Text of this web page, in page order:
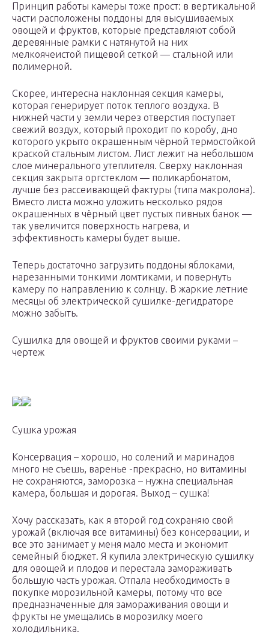
Принцип работы камеры тоже прост: в вертикальной
части расположены поддоны для высушиваемых
овощей и фруктов, которые представляют собой
деревянные рамки с натянутой на них
мелкоячеистой пищевой сеткой — стальной или
полимерной.
Скорее, интересна наклонная секция камеры,
которая генерирует поток теплого воздуха. В
нижней части у земли через отверстия поступает
свежий воздух, который проходит по коробу, дно
которого укрыто окрашенным чёрной термостойкой
краской стальным листом. Лист лежит на небольшом
слое минерального утеплителя. Сверху наклонная
секция закрыта оргстеклом — поликарбонатом,
лучше без рассеивающей фактуры (типа макролона).
Вместо листа можно уложить несколько рядов
окрашенных в чёрный цвет пустых пивных банок —
так увеличится поверхность нагрева, и
эффективность камеры будет выше.
Теперь достаточно загрузить поддоны яблоками,
нарезанными тонкими ломтиками, и повернуть
камеру по направлению к солнцу. В жаркие летние
месяцы об электрической сушилке-дегидраторе
можно забыть.
Сушилка для овощей и фруктов своими руками –
чертеж
Сушка урожая
Консервация – хорошо, но солений и маринадов
много не съешь, варенье -прекрасно, но витамины
не сохраняются, заморозка – нужна специальная
камера, большая и дорогая. Выход – сушка!
Хочу рассказать, как я второй год сохраняю свой
урожай (включая все витамины) без консервации, и
все это занимает у меня мало места и экономит
семейный бюджет. Я купила электрическую сушилку
для овощей и плодов и перестала замораживать
большую часть урожая. Отпала необходимость в
покупке морозильной камеры, потому что все
предназначенные для замораживания овощи и
фрукты не умещались в морозилку моего
холодильника.